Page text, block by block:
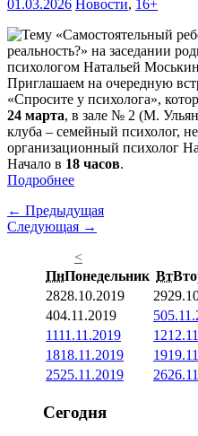
01.03.2026 Новости, 16+
Приглашаем на очередную
«Спросите у психолога»,
24 марта, в зале № 2 (М.
клуба – семейный психолог,
организационный психолог
Начало в 18 часов.
Подробнее
← Предыдущая
Следующая →
<
ПнПонедельник Вт
2828.10.2019 29
404.11.2019 5
1111.11.2019 12
1818.11.2019 19
2525.11.2019 26
Сегодня